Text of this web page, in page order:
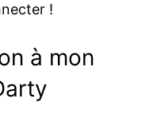
!
à mon